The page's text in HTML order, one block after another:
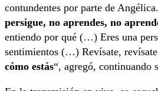
contundentes por parte de Angélica.
persigue, no aprendes, no
entiendo por qué (…) Eres una
sentimientos (…) Revísate,
cómo estás“, agregó, continuando